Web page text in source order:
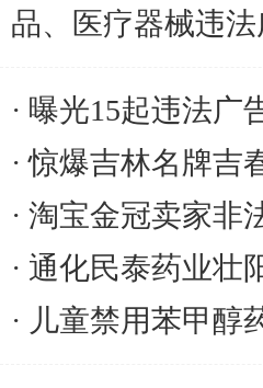
品、医疗器械违法
曝光15起违法广
惊爆吉林名牌吉
淘宝金冠卖家非
通化民泰药业壮
儿童禁用苯甲醇